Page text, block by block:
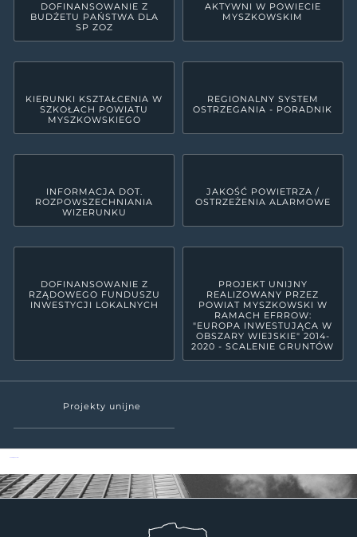
DOFINANSOWANIE Z
BUDŻETU PAŃSTWA DLA
SP ZOZ
AKTYWNI W POWIECIE
MYSZKOWSKIM
KIERUNKI KSZTAŁCENIA W
SZKOŁACH POWIATU
MYSZKOWSKIEGO
REGIONALNY SYSTEM
OSTRZEGANIA - PORADNIK
INFORMACJA DOT.
ROZPOWSZECHNIANIA
WIZERUNKU
JAKOŚĆ POWIETRZA /
OSTRZEŻENIA ALARMOWE
DOFINANSOWANIE Z
RZĄDOWEGO FUNDUSZU
INWESTYCJI LOKALNYCH
PROJEKT UNIJNY
REALIZOWANY PRZEZ
POWIAT MYSZKOWSKI W
RAMACH EFRROW:
"EUROPA INWESTUJĄCA W
OBSZARY WIEJSKIE" 2014-
2020 - SCALENIE GRUNTÓW
Projekty unijne